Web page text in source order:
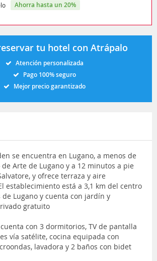
ahorra hasta un 20%
tu hotel con Atrápalo
Atención personalizada
Pago 100% seguro
Mejor precio garantizado
se encuentra en Lugano, a menos de
Arte de Lugano y a 12 minutos a pie
y ofrece terraza y aire
establecimiento está a 3,1 km del centro
de Lugano y cuenta con jardín y
gratuito
con 3 dormitorios, TV de pantalla
vía satélite, cocina equipada con
lavadora y 2 baños con bidet